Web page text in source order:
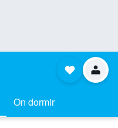
On dormir